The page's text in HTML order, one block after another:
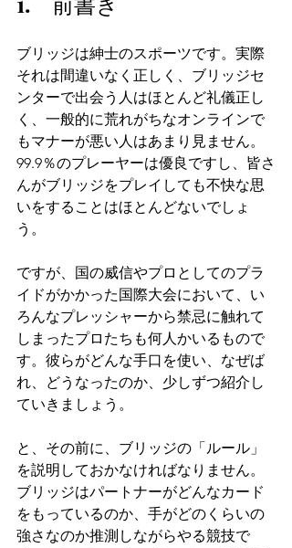
ブリッジは紳士のスポーツです。実際
それは間違いなく正しく、ブリッジセ
ンターで出会う人はほとんど礼儀正し
く、一般的に荒れがちなオンラインで
もマナーが悪い人はあまり見ません。
99.9％のプレーヤーは優良ですし、皆さ
んがブリッジをプレイしても不快な思
いをすることはほとんどないでしょ
う。
ですが、国の威信やプロとしてのプラ
イドがかかった国際大会において、い
ろんなプレッシャーから禁忌に触れて
しまったプロたちも何人かいるもので
す。彼らがどんな手口を使い、なぜば
れ、どうなったのか、少しずつ紹介し
ていきましょう。
と、その前に、ブリッジの「ルール」
を説明しておかなければなりません。
ブリッジはパートナーがどんなカード
をもっているのか、手がどのくらいの
強さなのか推測しながらやる競技で